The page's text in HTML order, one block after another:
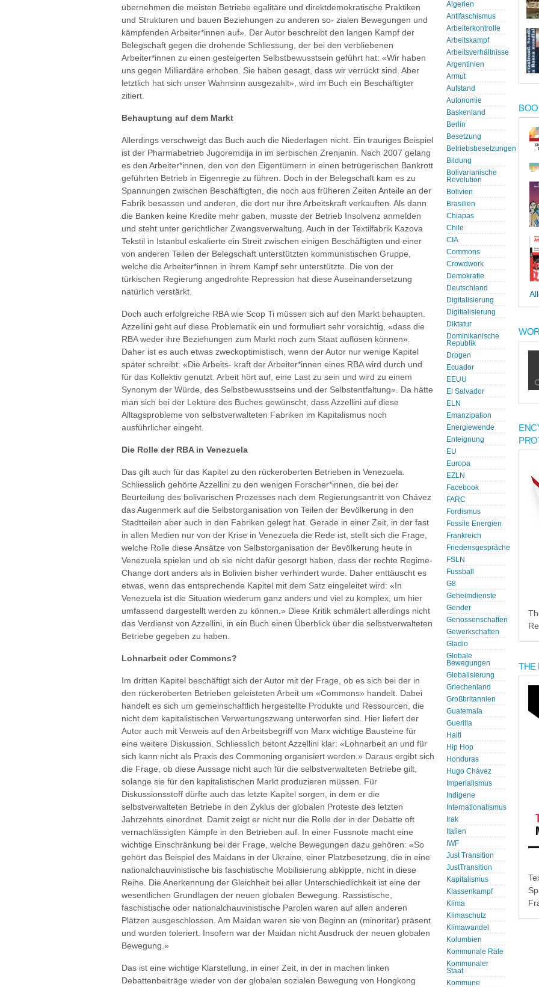
übernehmen die meisten Betriebe egalitäre und direktdemokratische Praktiken
und Strukturen und bauen Beziehungen zu anderen so- zialen Bewegungen und
kämpfenden Arbeiter*innen auf». Der Autor beschreibt den langen Kampf der
Belegschaft gegen die drohende Schliessung, der bei den verbliebenen
Arbeiter*innen zu einen gesteigerten Selbstbewusstsein geführt hat: «Wir haben
uns gegen Milliardäre erhoben. Sie haben gesagt, dass wir verrückt sind. Aber
letztlich hat sich unser Wahnsinn ausgezahlt», wird im Buch ein Beschäftigter
zitiert.
Behauptung auf dem Markt
Allerdings verschweigt das Buch auch die Niederlagen nicht. Ein trauriges Beispiel
ist der Pharmabetrieb Jugoremdija in im serbischen Zrenjanin. Nach 2007 gelang
es den Arbeiter*innen, den von den Eigentümern in einen betrügerischen Bankrott
geführten Betrieb in Eigenregie zu führen. Doch in der Belegschaft kam es zu
Spannungen zwischen Beschäftigten, die noch aus früheren Zeiten Anteile an der
Fabrik besassen und anderen, die dort nur ihre Arbeitskraft verkauften. Als dann
die Banken keine Kredite mehr gaben, musste der Betrieb Insolvenz anmelden
und steht unter gerichtlicher Zwangsverwaltung. Auch in der Textilfabrik Kazova
Tekstil in Istanbul eskalierte ein Streit zwischen einigen Beschäftigten und einer
von anderen Teilen der Belegschaft unterstützten kommunistischen Gruppe,
welche die Arbeiter*innen in ihrem Kampf sehr unterstützte. Die von der
türkischen Regierung angedrohte Repression hat diese Auseinandersetzung
natürlich verstärkt.
Doch auch erfolgreiche RBA wie Scop Ti müssen sich auf den Markt behaupten.
Azzellini geht auf diese Problematik ein und formuliert sehr vorsichtig, «dass die
RBA weder ihre Beziehungen zum Markt noch zum Staat auflösen können».
Daher ist es auch etwas zweckoptimistisch, wenn der Autor nur wenige Kapitel
später schreibt: «Die Arbeits- kraft der Arbeiter*innen eines RBA wird durch und
für das Kollektiv genutzt. Arbeit hört auf, eine Last zu sein und wird zu einem
Synonym der Würde, des Selbstbewusstseins und der Selbstentfaltung». Da hätte
man sich bei der Lektüre des Buches gewünscht, dass Azzellini auf diese
Alltagsprobleme von selbstverwalteten Fabriken im Kapitalismus noch
ausführlicher eingeht.
Die Rolle der RBA in Venezuela
Das gilt auch für das Kapitel zu den rückeroberten Betrieben in Venezuela.
Schliesslich gehörte Azzellini zu den wenigen Forscher*innen, die bei der
Beurteilung des bolivarischen Prozesses nach dem Regierungsantritt von Chávez
das Augenmerk auf die Selbstorganisation von Teilen der Bevölkerung in den
Stadtteilen aber auch in den Fabriken gelegt hat. Gerade in einer Zeit, in der fast
in allen Medien nur von der Krise in Venezuela die Rede ist, stellt sich die Frage,
welche Rolle diese Ansätze von Selbstorganisation der Bevölkerung heute in
Venezuela spielen und ob sie nicht dafür gesorgt haben, dass der rechte Regime-
Change dort anders als in Bolivien bisher verhindert wurde. Daher enttäuscht es
etwas, wenn das entsprechende Kapitel mit dem Satz eingeleitet wird: «In
Venezuela ist die Situation wiederum ganz anders und viel zu komplex, um hier
umfassend dargestellt werden zu können.» Diese Kritik schmälert allerdings nicht
das Verdienst von Azzellini, in ein Buch einen Überblick über die selbstverwalteten
Betriebe gegeben zu haben.
Lohnarbeit oder Commons?
Im dritten Kapitel beschäftigt sich der Autor mit der Frage, ob es sich bei der in
den rückeroberten Betrieben geleisteten Arbeit um «Commons» handelt. Dabei
handelt es sich um gemeinschaftlich hergestellte Produkte und Ressourcen, die
nicht dem kapitalistischen Verwertungszwang unterworfen sind. Hier liefert der
Autor auch mit Verweis auf den Arbeitsbegriff von Marx wichtige Bausteine für
eine weitere Diskussion. Schliesslich betont Azzellini klar: «Lohnarbeit an und für
sich kann nicht als Praxis des Commoning organisiert werden.» Daraus ergibt sich
die Frage, ob diese Aussage nicht auch für die selbstverwalteten Betriebe gilt,
solange sie für den kapitalistischen Markt produzieren müssen. Für
Diskussionsstoff dürfte auch das letzte Kapitel sorgen, in dem er die
selbstverwalteten Betriebe in den Zyklus der globalen Proteste des letzten
Jahrzehnts einordnet. Damit zeigt er nicht nur die Rolle der in der Debatte oft
vernachlässigten Kämpfe in den Betrieben auf. In einer Fussnote macht eine
wichtige Einschränkung bei der Frage, welche Bewegungen dazu gehören: «So
gehört das Beispiel des Maidans in der Ukraine, einer Platzbesetzung, die in eine
nationalchauvinistische bis faschistische Mobilisierung abkippte, nicht in diese
Reihe. Die Anerkennung der Gleichheit bei aller Unterschiedlichkeit ist eine der
wesentlichen Grundlagen der neuen globalen Bewegung. Rassistische,
faschistische oder nationalchauvinistische Parolen waren auf allen anderen
Plätzen ausgeschlossen. Am Maidan waren sie von Beginn an (minoritär) präsent
und wurden toleriert. Insofern war der Maidan nicht Ausdruck der neuen globalen
Bewegung.»
Das ist eine wichtige Klarstellung, in einer Zeit, in der in machen linken
Debattenbeiträge wieder von der globalen sozialen Bewegung von Hongkong
Algerien
Antifaschismus
Arbeiterkontrolle
Arbeitskampf
Arbeitsverhältnisse
Argentinien
Armut
Aufstand
Autonomie
Baskenland
Berlin
Besetzung
Betriebsbesetzungen
Bildung
Bolivarianische
Revolution
Bolivien
Brasilien
Chiapas
Chile
CIA
Commons
Crowdwork
Demokratie
Deutschland
Digitalisierung
Digitialisierung
Diktatur
Dominikanische
Republik
Drogen
Ecuador
EEUU
El Salvador
ELN
Emanzipation
Energiewende
Enteignung
EU
Europa
EZLN
Facebook
FARC
Fordismus
Fossile Energien
Frankreich
Friedensgespräche
FSLN
Fussball
G8
Geheimdienste
Gender
Genossenschaften
Gewerkschaften
Gladio
Globale
Bewegungen
Globalisierung
Griechenland
Großbritannien
Guatemala
Guerilla
Haiti
Hip Hop
Honduras
Hugo Chávez
Imperialismus
Indigene
Internationalismus
Irak
Italien
IWF
Just Transition
JustTransition
Kapitalismus
Klassenkampf
Klima
Klimaschutz
Klimawandel
Kolumbien
Kommunale Räte
Kommunaler
Staat
Kommune
THE